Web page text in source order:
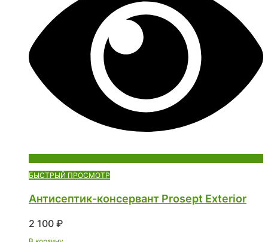
БЫСТРЫЙ ПРОСМОТР
Антисептик-консервант Prosept Exterior
2 100 ₽